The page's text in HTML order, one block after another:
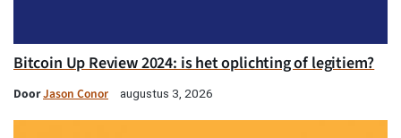
Bitcoin Up Review 2024: is het oplichting of legitiem?
DoorJason Conor augustus 3, 2026